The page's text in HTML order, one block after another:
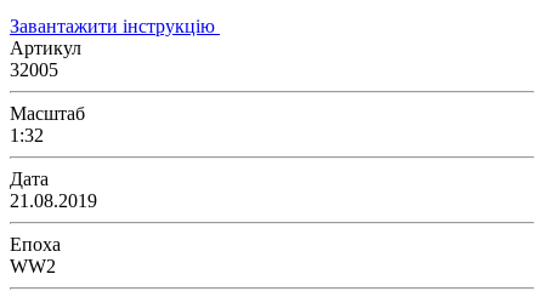
Завантажити інструкцію
Артикул
32005
Масштаб
1:32
Дата
21.08.2019
Епоха
WW2